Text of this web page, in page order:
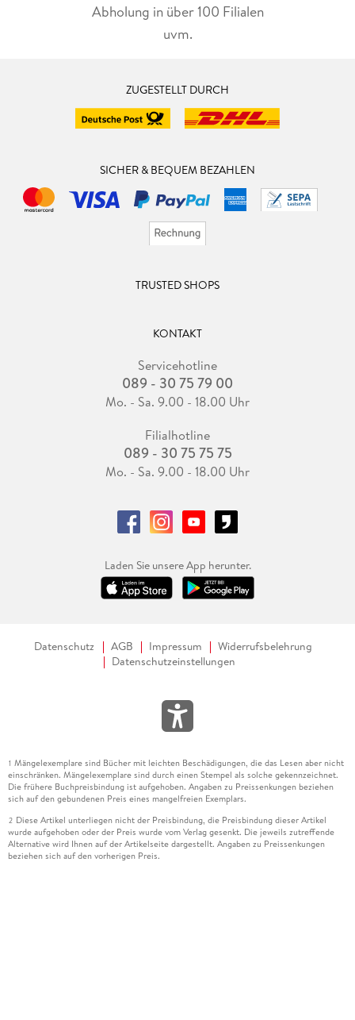
Abholung in über 100 Filialen
uvm.
ZUGESTELLT DURCH
SICHER & BEQUEM BEZAHLEN
TRUSTED SHOPS
KONTAKT
Servicehotline
089 - 30 75 79 00
Mo. - Sa. 9.00 - 18.00 Uhr
Filialhotline
089 - 30 75 75 75
Mo. - Sa. 9.00 - 18.00 Uhr
Laden Sie unsere App herunter.
Datenschutz AGB Impressum
Widerrufsbelehrung
Datenschutzeinstellungen
1 Mängelexemplare sind Bücher mit leichten Beschädigungen, die das Lesen aber nicht
einschränken. Mängelexemplare sind durch einen Stempel als solche gekennzeichnet.
Die frühere Buchpreisbindung ist aufgehoben. Angaben zu Preissenkungen beziehen
sich auf den gebundenen Preis eines mangelfreien Exemplars.
2 Diese Artikel unterliegen nicht der Preisbindung, die Preisbindung dieser Artikel
wurde aufgehoben oder der Preis wurde vom Verlag gesenkt. Die jeweils zutreffende
Alternative wird Ihnen auf der Artikelseite dargestellt. Angaben zu Preissenkungen
beziehen sich auf den vorherigen Preis.